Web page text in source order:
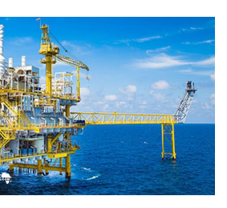
Bénin :